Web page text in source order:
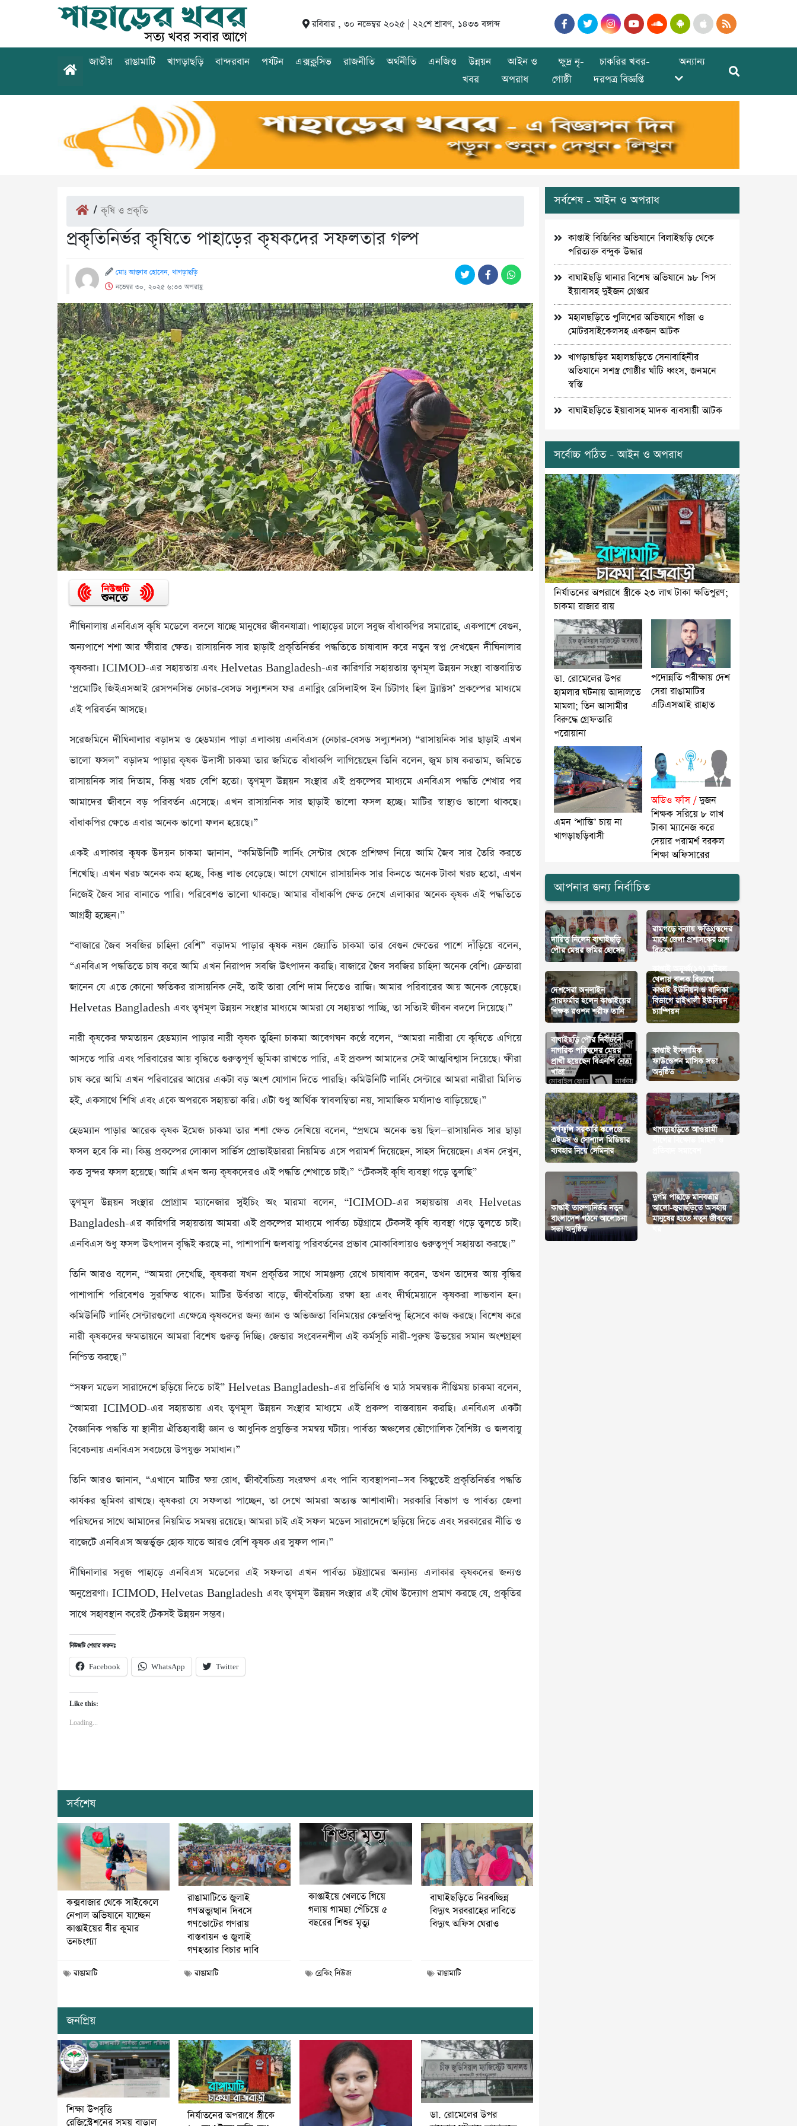
রবিবার , ৩০ নভেম্বর ২০২৫ | ২২শে শ্রাবণ, ১৪৩৩ বঙ্গাব্দ
জাতীয় রাঙামাটি খাগড়াছড়ি বান্দরবান পর্যটন এক্সক্লুসিভ রাজনীতি অর্থনীতি এনজিও
উন্নয়ন
খবর
আইন ও
অপরাধ
ক্ষুদ্র নৃ-
গোষ্ঠী
চাকরির খবর-
দরপত্র বিজ্ঞপ্তি
অন্যান্য
/কৃষি ও প্রকৃতি
প্রকৃতিনির্ভর কৃষিতে পাহাড়ের কৃষকদের সফলতার গল্প
মোঃ আক্তার হোসেন, খাগড়াছড়ি
নভেম্বর ৩০, ২০২৫ ৬:৩৩ অপরাহ্ণ
দীঘিনালায় এনবিএস কৃষি মডেলে বদলে যাচ্ছে মানুষের জীবনযাত্রা। পাহাড়ের ঢালে সবুজ বাঁধাকপির সমারোহ, একপাশে বেগুন,
অন্যপাশে শশা আর ক্ষীরার ক্ষেত। রাসায়নিক সার ছাড়াই প্রকৃতিনির্ভর পদ্ধতিতে চাষাবাদ করে নতুন স্বপ্ন দেখছেন দীঘিনালার
কৃষকরা। ICIMOD-এর সহায়তায় এবং Helvetas Bangladesh-এর কারিগরি সহায়তায় তৃণমূল উন্নয়ন সংস্থা বাস্তবায়িত
‘প্রমোটিং জিইএসআই রেসপনসিভ নেচার-বেসড সল্যুশনস ফর এনাব্লিং রেসিলাইন্স ইন চিটাগং হিল ট্র্যাক্টস’ প্রকল্পের মাধ্যমে
এই পরিবর্তন আসছে।
সরেজমিনে দীঘিনালার বড়াদম ও হেডম্যান পাড়া এলাকায় এনবিএস (নেচার-বেসড সল্যুশনস) “রাসায়নিক সার ছাড়াই এখন
ভালো ফসল” বড়াদম পাড়ার কৃষক উদাসী চাকমা তার জমিতে বাঁধাকপি লাগিয়েছেন তিনি বলেন, জুম চাষ করতাম, জমিতে
রাসায়নিক সার দিতাম, কিন্তু খরচ বেশি হতো। তৃণমূল উন্নয়ন সংস্থার এই প্রকল্পের মাধ্যমে এনবিএস পদ্ধতি শেখার পর
আমাদের জীবনে বড় পরিবর্তন এসেছে। এখন রাসায়নিক সার ছাড়াই ভালো ফসল হচ্ছে। মাটির স্বাস্থ্যও ভালো থাকছে।
বাঁধাকপির ক্ষেতে এবার অনেক ভালো ফলন হয়েছে।”
একই এলাকার কৃষক উদয়ন চাকমা জানান, “কমিউনিটি লার্নিং সেন্টার থেকে প্রশিক্ষণ নিয়ে আমি জৈব সার তৈরি করতে
শিখেছি। এখন খরচ অনেক কম হচ্ছে, কিন্তু লাভ বেড়েছে। আগে যেখানে রাসায়নিক সার কিনতে অনেক টাকা খরচ হতো, এখন
নিজেই জৈব সার বানাতে পারি। পরিবেশও ভালো থাকছে। আমার বাঁধাকপি ক্ষেত দেখে এলাকার অনেক কৃষক এই পদ্ধতিতে
আগ্রহী হচ্ছেন।”
“বাজারে জৈব সবজির চাহিদা বেশি” বড়াদম পাড়ার কৃষক নয়ন জ্যোতি চাকমা তার বেগুন ক্ষেতের পাশে দাঁড়িয়ে বলেন,
“এনবিএস পদ্ধতিতে চাষ করে আমি এখন নিরাপদ সবজি উৎপাদন করছি। বাজারে জৈব সবজির চাহিদা অনেক বেশি। ক্রেতারা
জানেন যে এতে কোনো ক্ষতিকর রাসায়নিক নেই, তাই তারা বেশি দাম দিতেও রাজি। আমার পরিবারের আয় অনেক বেড়েছে।
Helvetas Bangladesh এবং তৃণমূল উন্নয়ন সংস্থার মাধ্যমে আমরা যে সহায়তা পাচ্ছি, তা সত্যিই জীবন বদলে দিয়েছে।”
নারী কৃষকের ক্ষমতায়ন হেডম্যান পাড়ার নারী কৃষক তুহিনা চাকমা আবেগঘন কণ্ঠে বলেন, “আমরা নারীরা যে কৃষিতে এগিয়ে
আসতে পারি এবং পরিবারের আয় বৃদ্ধিতে গুরুত্বপূর্ণ ভূমিকা রাখতে পারি, এই প্রকল্প আমাদের সেই আত্মবিশ্বাস দিয়েছে। ক্ষীরা
চাষ করে আমি এখন পরিবারের আয়ের একটা বড় অংশ যোগান দিতে পারছি। কমিউনিটি লার্নিং সেন্টারে আমরা নারীরা মিলিত
হই, একসাথে শিখি এবং একে অপরকে সহায়তা করি। এটা শুধু আর্থিক স্বাবলম্বিতা নয়, সামাজিক মর্যাদাও বাড়িয়েছে।”
হেডম্যান পাড়ার আরেক কৃষক ইমেজ চাকমা তার শশা ক্ষেত দেখিয়ে বলেন, “প্রথমে অনেক ভয় ছিল—রাসায়নিক সার ছাড়া
ফসল হবে কি না। কিন্তু প্রকল্পের লোকাল সার্ভিস প্রোভাইডাররা নিয়মিত এসে পরামর্শ দিয়েছেন, সাহস দিয়েছেন। এখন দেখুন,
কত সুন্দর ফসল হয়েছে। আমি এখন অন্য কৃষকদেরও এই পদ্ধতি শেখাতে চাই।” “টেকসই কৃষি ব্যবস্থা গড়ে তুলছি”
তৃণমূল উন্নয়ন সংস্থার প্রোগ্রাম ম্যানেজার সুইচিং অং মারমা বলেন, “ICIMOD-এর সহায়তায় এবং Helvetas
Bangladesh-এর কারিগরি সহায়তায় আমরা এই প্রকল্পের মাধ্যমে পার্বত্য চট্টগ্রামে টেকসই কৃষি ব্যবস্থা গড়ে তুলতে চাই।
এনবিএস শুধু ফসল উৎপাদন বৃদ্ধিই করছে না, পাশাপাশি জলবায়ু পরিবর্তনের প্রভাব মোকাবিলায়ও গুরুত্বপূর্ণ সহায়তা করছে।”
তিনি আরও বলেন, “আমরা দেখেছি, কৃষকরা যখন প্রকৃতির সাথে সামঞ্জস্য রেখে চাষাবাদ করেন, তখন তাদের আয় বৃদ্ধির
পাশাপাশি পরিবেশও সুরক্ষিত থাকে। মাটির উর্বরতা বাড়ে, জীববৈচিত্র্য রক্ষা হয় এবং দীর্ঘমেয়াদে কৃষকরা লাভবান হন।
কমিউনিটি লার্নিং সেন্টারগুলো এক্ষেত্রে কৃষকদের জন্য জ্ঞান ও অভিজ্ঞতা বিনিময়ের কেন্দ্রবিন্দু হিসেবে কাজ করছে। বিশেষ করে
নারী কৃষকদের ক্ষমতায়নে আমরা বিশেষ গুরুত্ব দিচ্ছি। জেন্ডার সংবেদনশীল এই কর্মসূচি নারী-পুরুষ উভয়ের সমান অংশগ্রহণ
নিশ্চিত করছে।”
“সফল মডেল সারাদেশে ছড়িয়ে দিতে চাই” Helvetas Bangladesh-এর প্রতিনিধি ও মাঠ সমন্বয়ক দীপ্তিময় চাকমা বলেন,
“আমরা ICIMOD-এর সহায়তায় এবং তৃণমূল উন্নয়ন সংস্থার মাধ্যমে এই প্রকল্প বাস্তবায়ন করছি। এনবিএস একটা
বৈজ্ঞানিক পদ্ধতি যা স্থানীয় ঐতিহ্যবাহী জ্ঞান ও আধুনিক প্রযুক্তির সমন্বয় ঘটায়। পার্বত্য অঞ্চলের ভৌগোলিক বৈশিষ্ট্য ও জলবায়ু
বিবেচনায় এনবিএস সবচেয়ে উপযুক্ত সমাধান।”
তিনি আরও জানান, “এখানে মাটির ক্ষয় রোধ, জীববৈচিত্র্য সংরক্ষণ এবং পানি ব্যবস্থাপনা—সব কিছুতেই প্রকৃতিনির্ভর পদ্ধতি
কার্যকর ভূমিকা রাখছে। কৃষকরা যে সফলতা পাচ্ছেন, তা দেখে আমরা অত্যন্ত আশাবাদী। সরকারি বিভাগ ও পার্বত্য জেলা
পরিষদের সাথে আমাদের নিয়মিত সমন্বয় রয়েছে। আমরা চাই এই সফল মডেল সারাদেশে ছড়িয়ে দিতে এবং সরকারের নীতি ও
বাজেটে এনবিএস অন্তর্ভুক্ত হোক যাতে আরও বেশি কৃষক এর সুফল পান।”
দীঘিনালার সবুজ পাহাড়ে এনবিএস মডেলের এই সফলতা এখন পার্বত্য চট্টগ্রামের অন্যান্য এলাকার কৃষকদের জন্যও
অনুপ্রেরণা। ICIMOD, Helvetas Bangladesh এবং তৃণমূল উন্নয়ন সংস্থার এই যৌথ উদ্যোগ প্রমাণ করছে যে, প্রকৃতির
সাথে সহাবস্থান করেই টেকসই উন্নয়ন সম্ভব।
নিউজটি শেয়ার করুনঃ
Facebook WhatsApp Twitter
Like this:
Loading...
সর্বশেষ
কক্সবাজার থেকে সাইকেলে
নেপাল অভিযানে যাচ্ছেন
কাপ্তাইয়ের বীর কুমার
তনচংগ্যা
রাঙামাটি
রাঙামাটিতে জুলাই
গণঅভ্যুত্থান দিবসে
গণভোটের গণরায়
বাস্তবায়ন ও জুলাই
গণহত্যার বিচার দাবি
রাঙামাটি
কাপ্তাইয়ে খেলতে গিয়ে
গলায় গামছা পেঁচিয়ে ৫
বছরের শিশুর মৃত্যু
ব্রেকিং নিউজ
বাঘাইছড়িতে নিরবচ্ছিন্ন
বিদ্যুৎ সরবরাহের দাবিতে
বিদ্যুৎ অফিস ঘেরাও
রাঙামাটি
জনপ্রিয়
শিক্ষা উপবৃত্তি
রেজিস্ট্রেশনের সময় বাড়াল
নির্যাতনের অপরাধে স্ত্রীকে
ডা. রোমেলের উপর
সর্বশেষ - আইন ও অপরাধ
কাপ্তাই বিজিবির অভিযানে বিলাইছড়ি থেকে
পরিত্যক্ত বন্দুক উদ্ধার
বাঘাইছড়ি থানার বিশেষ অভিযানে ৯৮ পিস
ইয়াবাসহ দুইজন গ্রেপ্তার
মহালছড়িতে পুলিশের অভিযানে গাঁজা ও
মোটরসাইকেলসহ একজন আটক
খাগড়াছড়ির মহালছড়িতে সেনাবাহিনীর
অভিযানে সশস্ত্র গোষ্ঠীর ঘাঁটি ধ্বংস, জনমনে
স্বস্তি
বাঘাইছড়িতে ইয়াবাসহ মাদক ব্যবসায়ী আটক
সর্বোচ্চ পঠিত - আইন ও অপরাধ
নির্যাতনের অপরাধে স্ত্রীকে ২৩ লাখ টাকা ক্ষতিপুরণ;
চাকমা রাজার রায়
ডা. রোমেলের উপর
হামলার ঘটনায় আদালতে
মামলা; তিন আসামীর
বিরুদ্ধে গ্রেফতারি
পরোয়ানা
পদোন্নতি পরীক্ষায় দেশ
সেরা রাঙামাটির
এটিএসআই রাহাত
এমন ‘শান্তি’ চায় না
খাগড়াছড়িবাসী
অডিও ফাঁস /দুজন
শিক্ষক সরিয়ে ৮ লাখ
টাকা ম্যানেজ করে
দেয়ার পরামর্শ বরকল
শিক্ষা অফিসারের
আপনার জন্য নির্বাচিত
দায়িত্ব নিলেন বাঘাইছড়ি
পৌর মেয়র জমির হোসেন
রামগড়ে বন্যায় ক্ষতিগ্রস্তদের
মাঝে জেলা প্রশাসকের ত্রাণ
বিতরণ
দেশসেরা অনলাইন
পারফর্মার হলেন কাপ্তাইয়ের
শিক্ষক রওশন শরীফ তানি
কাপ্তাই অনূর্ধ্ব(১৭) ফুটবল
খেলায় বালক বিভাগে
কাপ্তাই ইউনিয়ন ও বালিকা
বিভাগে রাইখালী ইউনিয়ন
চ্যাম্পিয়ন
বাঘাইছড়ি পৌর নির্বাচনে
নাগরিক পরিষদের মেয়র
প্রার্থী হয়েছেন বিএনপি নেতা
খাজা
কাপ্তাই ইসলামিক
ফাউন্ডেশন মাসিক সভা
অনুষ্ঠিত
কর্ণফুলি সরকারি কলেজে
এইডস ও সোশ্যাল মিডিয়ার
ব্যবহার নিয়ে সেমিনার
খাগড়াছড়িতে আওয়ামী
কাপ্তাই তারুণ্যনির্ভর নতুন
বাংলাদেশ গঠনে আলোচনা
সভা অনুষ্ঠিত
দুর্গম পাহাড়ে মানবতার
আলো-জুরাছড়িতে অসহায়
মানুষের হাতে নতুন জীবনের